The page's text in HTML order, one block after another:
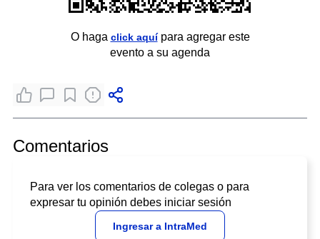
O haga click aquípara agregar este
evento a su agenda
Comentarios
Para ver los comentarios de colegas o para
expresar tu opinión debes iniciar sesión
Ingresar a IntraMed